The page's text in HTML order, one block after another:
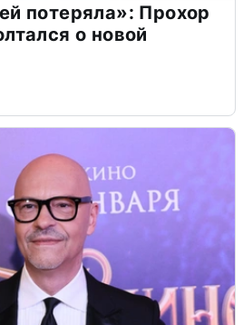
потеряла»: Прохор
о новой